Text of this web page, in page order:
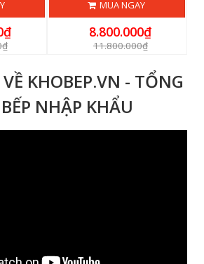
MUA NGAY
8.800.000₫
11.800.000₫
KHOBEP.VN - TỔNG
NHẬP KHẨU